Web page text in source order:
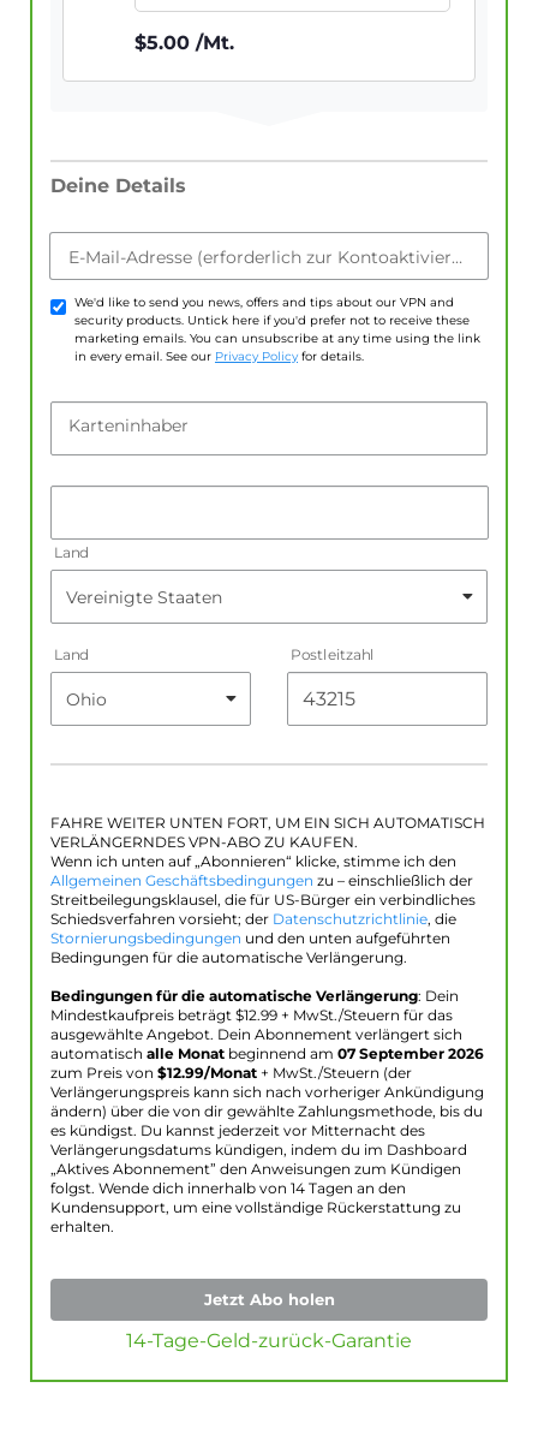
$5.00 /Mt.
Deine Details
E-Mail-Adresse (erforderlich zur Kontoaktivierung)
We'd like to send you news, offers and tips about our VPN and
security products. Untick here if you'd prefer not to receive these
marketing emails. You can unsubscribe at any time using the link
in every email. See our Privacy Policy for details.
Karteninhaber
Land
Land Postleitzahl
FAHRE WEITER UNTEN FORT, UM EIN SICH AUTOMATISCH
VERLÄNGERNDES VPN-ABO ZU KAUFEN.
Wenn ich unten auf „Abonnieren“ klicke, stimme ich den
Allgemeinen Geschäftsbedingungen zu – einschließlich der
Streitbeilegungsklausel, die für US-Bürger ein verbindliches
Schiedsverfahren vorsieht; der Datenschutzrichtlinie, die
Stornierungsbedingungen und den unten aufgeführten
Bedingungen für die automatische Verlängerung.
Bedingungen für die automatische Verlängerung: Dein
Mindestkaufpreis beträgt $12.99 + MwSt./Steuern für das
ausgewählte Angebot. Dein Abonnement verlängert sich
automatisch alle Monat beginnend am 07 September 2026
zum Preis von $12.99/Monat + MwSt./Steuern (der
Verlängerungspreis kann sich nach vorheriger Ankündigung
ändern) über die von dir gewählte Zahlungsmethode, bis du
es kündigst. Du kannst jederzeit vor Mitternacht des
Verlängerungsdatums kündigen, indem du im Dashboard
„Aktives Abonnement” den Anweisungen zum Kündigen
folgst. Wende dich innerhalb von 14 Tagen an den
Kundensupport, um eine vollständige Rückerstattung zu
erhalten.
Jetzt Abo holen
14-Tage-Geld-zurück-Garantie